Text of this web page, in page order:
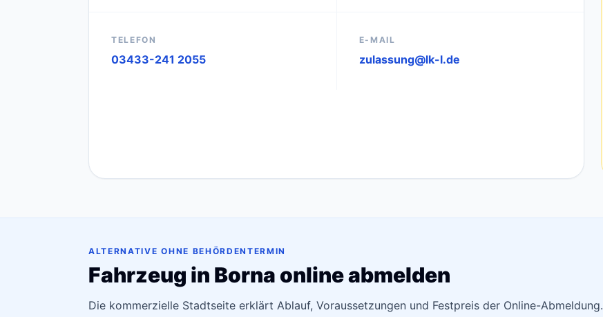
TELEFON
03433-241 2055
E-MAIL
zulassung@lk-l.de
ALTERNATIVE OHNE BEHÖRDENTERMIN
Fahrzeug in Borna online abmelden
Die kommerzielle Stadtseite erklärt Ablauf, Voraussetzungen und Festpreis der Online-Abmeldung.